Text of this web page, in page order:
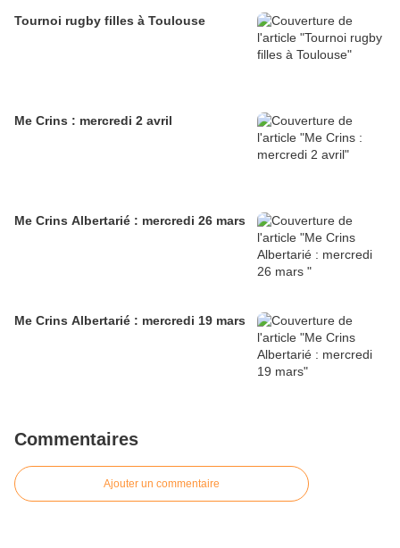
Tournoi rugby filles à Toulouse
Me Crins : mercredi 2 avril
Me Crins Albertarié : mercredi 26 mars
Me Crins Albertarié : mercredi 19 mars
Commentaires
Ajouter un commentaire